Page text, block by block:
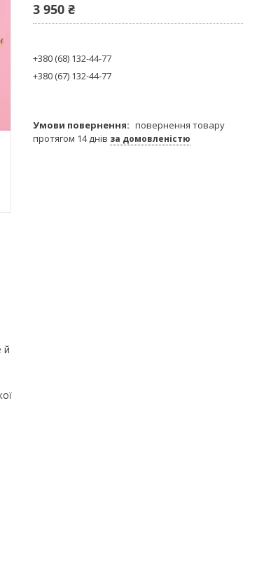
й
3 950 ₴
+380 (68) 132-44-77
+380 (67) 132-44-77
повернення товару
протягом 14 днів за домовленістю